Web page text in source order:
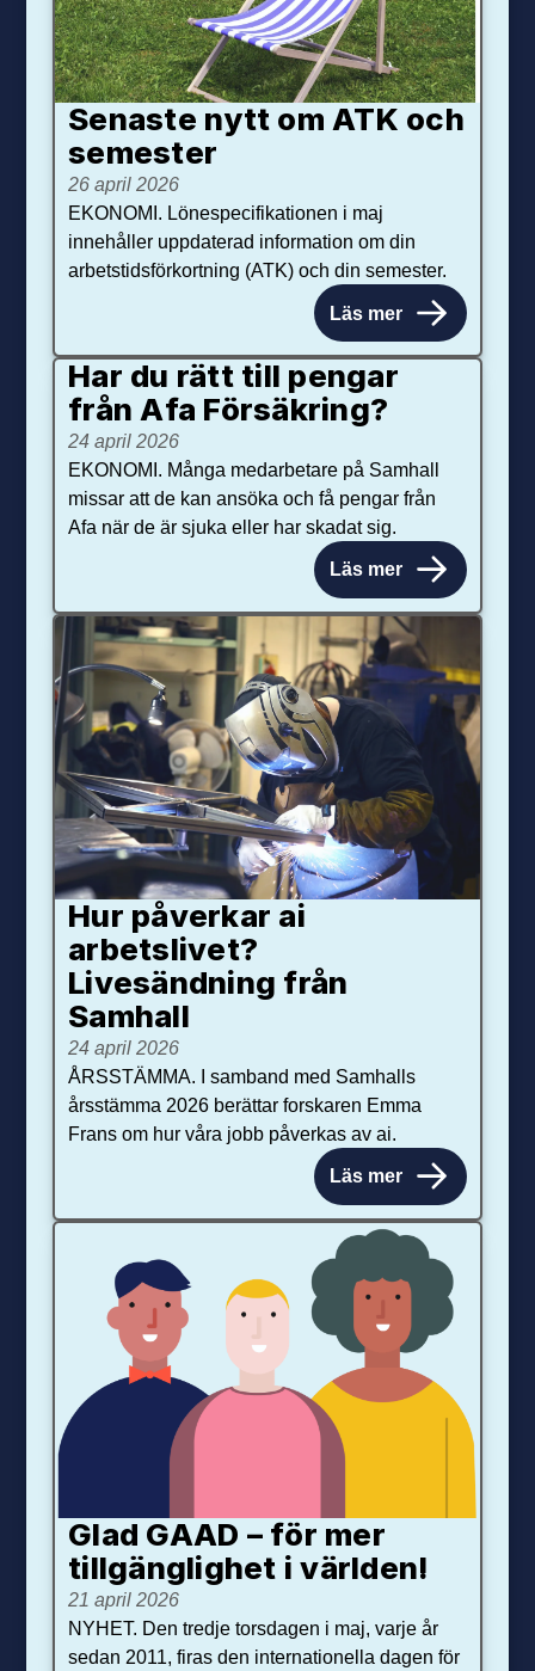
Senaste nytt om ATK och
se­mester
26 april 2026
EKONOMI. Lönespecifikationen i maj
innehåller uppdaterad information om din
arbetstidsförkortning (ATK) och din semester.
Läs mer
Har du rätt till pengar
från Afa Försäkring?
24 april 2026
EKONOMI. Många medarbetare på Samhall
missar att de kan ansöka och få pengar från
Afa när de är sjuka eller har skadat sig.
Läs mer
Hur påverkar ai
arbetslivet?
Livesändning från
Samhall
24 april 2026
ÅRSSTÄMMA. I samband med Samhalls
årsstämma 2026 berättar forskaren Emma
Frans om hur våra jobb påverkas av ai.
Läs mer
Glad GAAD – för mer
tillgänglighet i världen!
21 april 2026
NYHET. Den tredje torsdagen i maj, varje år
sedan 2011, firas den internationella dagen för